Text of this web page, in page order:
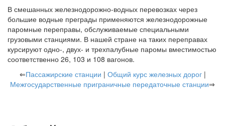
В смешанных железнодорожно-водных перевозках через
большие водные преграды применяются железнодорожные
паромные переправы, обслуживаемые специальными
грузовыми станциями. В нашей стране на таких переправах
курсируют одно-, двух- и трехпалубные паромы вместимостью
соответственно 26, 103 и 108 вагонов.
⇐Пассажирские станции | Общий курс железных дорог|
Межгосударственные приграничные передаточные станции⇒